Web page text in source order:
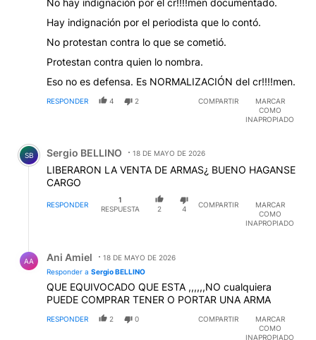
No hay indignación por el cr!!!!men documentado.
Hay indignación por el periodista que lo contó.
No protestan contra lo que se cometió.
Protestan contra quien lo nombra.
Eso no es defensa. Es NORMALIZACIÓN del cr!!!!men.
RESPONDER 4 2 COMPARTIR
MARCAR
COMO
INAPROPIADO
Comentario de Sergio BELLINO.
SB Sergio BELLINO 18 DE MAYO DE 2026
LIBERARON LA VENTA DE ARMAS¿ BUENO HAGANSE
CARGO
RESPONDER
1
RESPUESTA
2 4
COMPARTIR
MARCAR
COMO
INAPROPIADO
AA Ani Amiel
18 DE MAYO DE 2026
Responder a Sergio BELLINO
QUE EQUIVOCADO QUE ESTA ,,,,,,NO cualquiera
PUEDE COMPRAR TENER O PORTAR UNA ARMA
RESPONDER 2 0 COMPARTIR
MARCAR
COMO
INAPROPIADO